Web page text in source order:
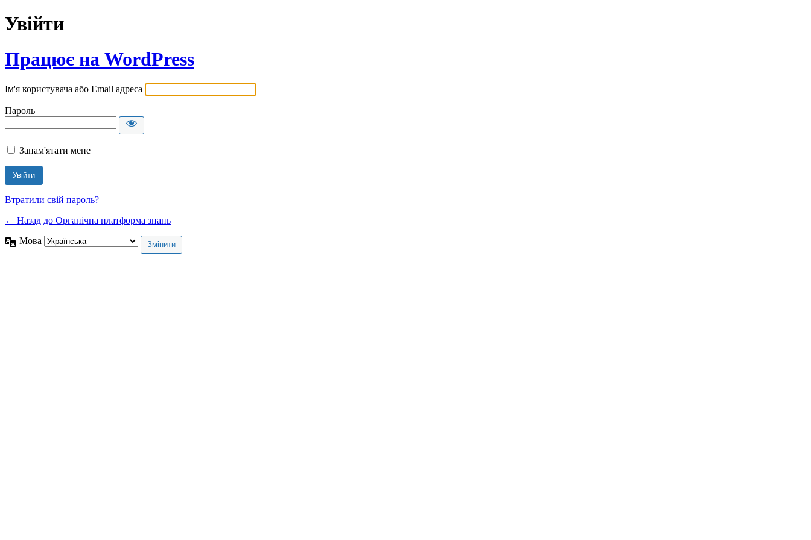
Увійти
Працює на WordPress
Ім'я користувача або Email адреса
Пароль
Запам'ятати мене
Втратили свій пароль?
← Назад до Органічна платформа знань
Мова